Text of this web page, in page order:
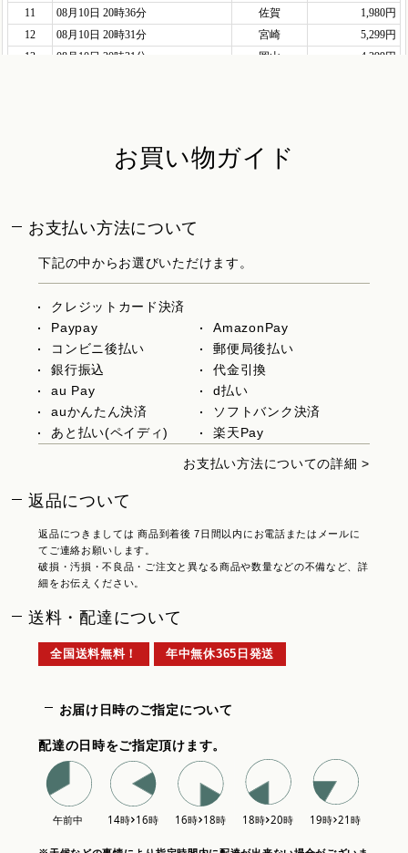
お買い物ガイド
お支払い方法について
下記の中からお選びいただけます。
クレジットカード決済
Paypay
AmazonPay
コンビニ後払い
郵便局後払い
銀行振込
代金引換
au Pay
d払い
auかんたん決済
ソフトバンク決済
あと払い(ペイディ)
楽天Pay
お支払い方法についての詳細 >
返品について
返品につきましては 商品到着後 7日間以内にお電話またはメールに
てご連絡お願いします。
破損・汚損・不良品・ご注文と異なる商品や数量などの不備など、詳
細をお伝えください。
送料・配達について
全国送料無料！ 年中無休365日発送
お届け日時のご指定について
配達の日時をご指定頂けます。